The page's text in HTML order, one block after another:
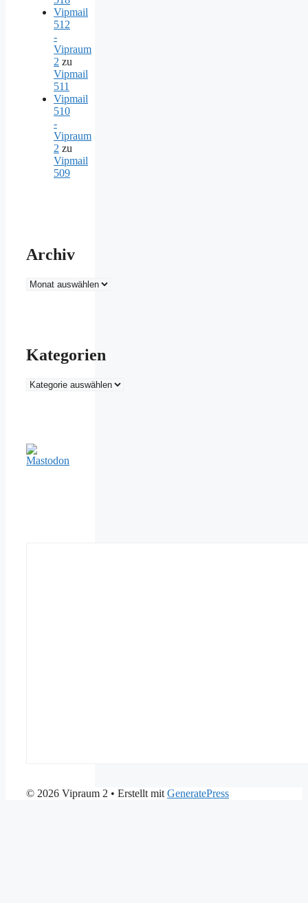
Vipmail
512
-
Vipraum
2 zu
Vipmail
511
Vipmail
510
-
Vipraum
2 zu
Vipmail
509
Archiv
Archiv
Kategorien
Kategorien
© 2026 Vipraum 2 • Erstellt mit GeneratePress